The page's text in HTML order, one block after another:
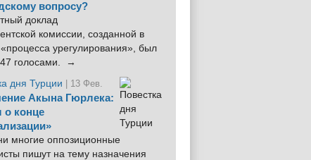
вопросу?
доклад
комиссии, созданной в
урегулирования», был
47 голосами. →
дня Турции
| 13 Фев.
Акына Гюрлека:
о конце
многие оппозиционные
пишут на тему назначения